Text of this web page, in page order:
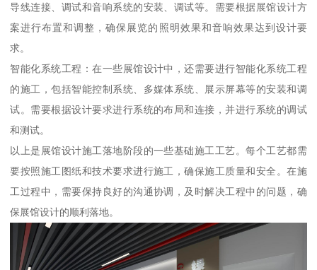
导线连接、调试和音响系统的安装、调试等。需要根据展馆设计方
案进行布置和调整，确保展览的照明效果和音响效果达到设计要
求。
智能化系统工程：在一些展馆设计中，还需要进行智能化系统工程
的施工，包括智能控制系统、多媒体系统、展示屏幕等的安装和调
试。需要根据设计要求进行系统的布局和连接，并进行系统的调试
和测试。
以上是展馆设计施工落地阶段的一些基础施工工艺。每个工艺都需
要按照施工图纸和技术要求进行施工，确保施工质量和安全。在施
工过程中，需要保持良好的沟通协调，及时解决工程中的问题，确
保展馆设计的顺利落地。